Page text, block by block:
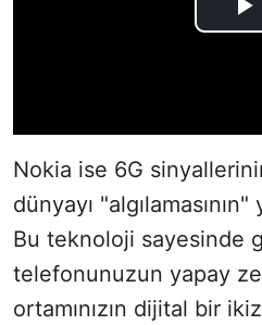
Nokia ise 6G
dünyayı "algılamasının"
Bu teknoloji sayesinde
telefonunuzun yapay
ortamınızın dijital bir